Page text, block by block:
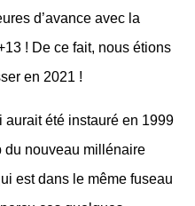
d’avance avec la
! De ce fait, nous étions
en 2021 !
aurait été instauré en 1999
du nouveau millénaire
est dans le même fuseau